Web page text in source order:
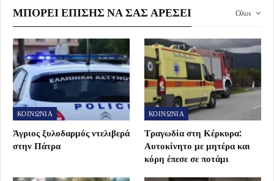
Ολοι
ΜΠΟΡΕΊ ΕΠΊΣΗΣ ΝΑ ΣΑΣ ΑΡΈΣΕΙ
ΚΟΙΝΩΝΙΑ
Άγριος ξυλοδαρμός ντελιβερά
στην Πάτρα
ΚΟΙΝΩΝΙΑ
Τραγωδία στη Κέρκυρα:
Αυτοκίνητο με μητέρα και
κόρη έπεσε σε ποτάμι